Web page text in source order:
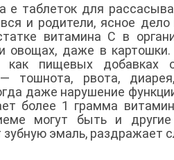
е таблеток для
и родители, ясное
витамина С в
овощах, даже в
пищевых добавках
тошнота, рвота,
даже нарушение
более 1 грамма
могут быть и
зубную эмаль, раздражает